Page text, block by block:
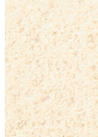
İndirimdekiler
Kadın
Ceket
Hırka
Kaban
Kazak
Mont
Pantolon
Sweatshırt
Gömlek